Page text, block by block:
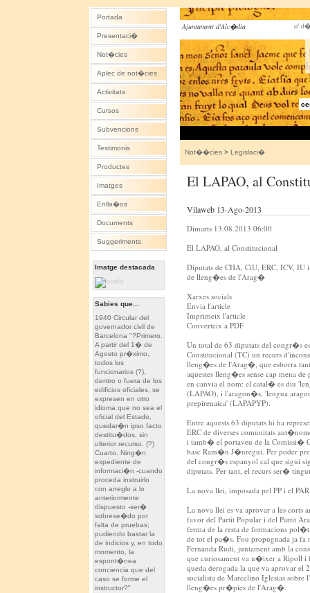
Portada
Presentaci�
Not�cies
Aplec de not�cies
Activitats
Cursos
Subvencions
Testimonis
Productes
Imatges
Enlla�os
Documents
Suggeriments
Imatge destacada
Sabies que...
1940 Circular del
governador civil de
Barcelona "?Primero.
A partir del 1� de
Agosto pr�ximo,
todos los
funcionarios (?),
dentro o fuera de los
edificios oficiales, se
expresen en otro
idioma que no sea el
oficial del Estado,
quedar�n ipso facto
destitu�dos, sin
ulterior recurso. (?)
Cuarto. Ning�n
expediente de
informaci�n -cuando
proceda instruirlo
con arreglo a lo
anteriormente
dispuesto -ser�
sobrese�do por
falta de pruebas;
pudiendo bastar la
de indicios y, en todo
momento, la
espont�nea
conciencia que del
caso se forme el
instructor?"
Ajuntament d'Alc�dia c/
Not��cies > Legislaci�
El LAPAO, al
Vilaweb 13-Ago-2013
Dimarts 13.08.2013 06:00
El LAPAO, al Constitucional
Diputats de CHA, CiU, ERC, ICV, IU
de lleng�es de l'Arag�
Xarxes socials
Envia l'article
Imprimeix l'article
Converteix a PDF
Un total de 63 diputats del congr�s
Constitucional (TC) un recurs
lleng�es de l'Arag�, que esborra
aquestes lleng�es sense cap mena
en canvia el nom: el catal� es diu
(LAPAO), i l'aragon�s, 'lengua
prepirenaica' (LAPAPYP).
Entre aquests 63 diputats hi ha
ERC de diverses comunitats
i tamb� el portaveu de la Comissi�
basc Ram�n J�uregui. Per poder
del congr�s espanyol cal que sigui
diputats. Per tant, el recurs ser�
La nova llei, imposada pel PP i el PAR
La nova llei es va aprovar a les corts
favor del Partit Popular i del Partit
ferma de la resta de formacions
de tot el pa�s. Fou propugnada ja fa
Fernanda Rudi, juntament amb la
que curiosament va n�ixer a Ripoll i
queda derogada la que va aprovar el
socialista de Marcelino Iglesias
lleng�es pr�pies de l'Arag�.